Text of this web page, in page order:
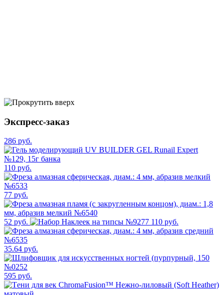
Экспресс-заказ
286 руб.
110 руб.
77 руб.
52 руб. 110 руб.
35.64 руб.
595 руб.